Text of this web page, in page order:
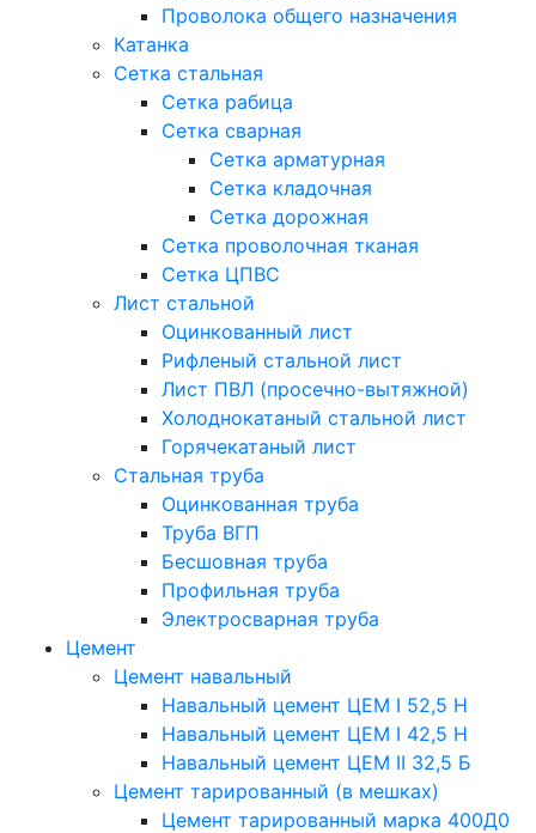
Проволока общего назначения
Катанка
Сетка стальная
Сетка рабица
Сетка сварная
Сетка арматурная
Сетка кладочная
Сетка дорожная
Сетка проволочная тканая
Сетка ЦПВС
Лист стальной
Оцинкованный лист
Рифленый стальной лист
Лист ПВЛ (просечно-вытяжной)
Холоднокатаный стальной лист
Горячекатаный лист
Стальная труба
Оцинкованная труба
Труба ВГП
Бесшовная труба
Профильная труба
Электросварная труба
Цемент
Цемент навальный
Навальный цемент ЦЕМ I 52,5 Н
Навальный цемент ЦЕМ I 42,5 H
Навальный цемент ЦЕМ II 32,5 Б
Цемент тарированный (в мешках)
Цемент тарированный марка 400Д0